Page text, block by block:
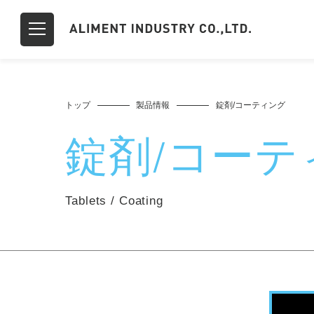
トップ 製品情報 錠剤/コーティング
錠剤/コー
Tablets / Coating